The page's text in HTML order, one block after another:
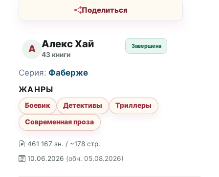
Поделиться
А Алекс Хай
43 книги
Завершена
461 167 зн. / ~178 стр.
10.06.2026 (обн. 05.08.2026)
Серия: Фаберже
ЖАНРЫ
Боевик Детективы
Триллеры
Современная проза